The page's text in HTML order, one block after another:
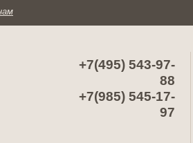
+7(495) 543-97-
88
+7(985) 545-17-
97